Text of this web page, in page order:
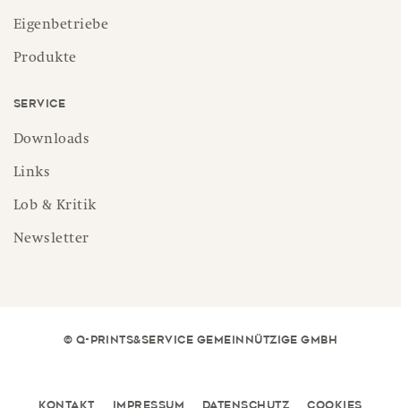
Eigenbetriebe
Produkte
Service
Downloads
Links
Lob & Kritik
Newsletter
© Q-PRINTS&SERVICE GEMEINNÜTZIGE GMBH